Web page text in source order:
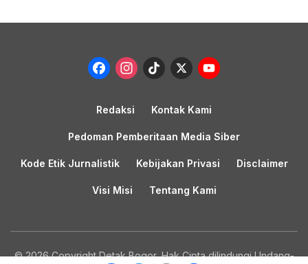
Facebook
Instagram
TikTok
X
Redaksi Kontak Kami
Pedoman Pemberitaan Media Siber
Kode Etik Jurnalistik Kebijakan Privasi Disclaimer
Visi Misi Tentang Kami
© 2026 Copyright Detak Bogor, Hak Cipta dilindungi Undang-